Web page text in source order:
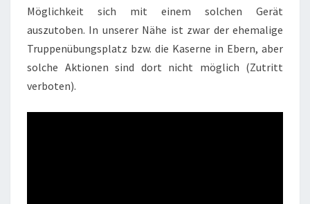
Möglichkeit sich mit einem solchen Gerät
auszutoben. In unserer Nähe ist zwar der ehemalige
Truppenübungsplatz bzw. die Kaserne in Ebern, aber
solche Aktionen sind dort nicht möglich (Zutritt
verboten).